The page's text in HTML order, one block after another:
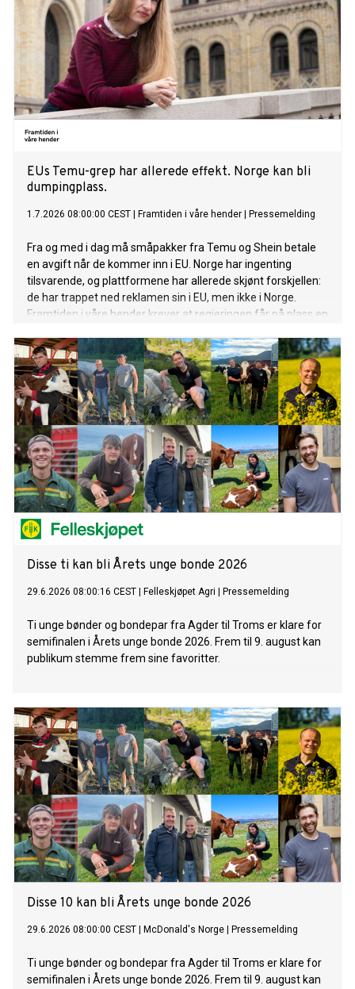
EUs Temu-grep har allerede effekt. Norge kan bli
dumpingplass.
1.7.2026 08:00:00 CEST Framtiden i våre hender Pressemelding
Fra og med i dag må småpakker fra Temu og Shein betale
en avgift når de kommer inn i EU. Norge har ingenting
tilsvarende, og plattformene har allerede skjønt forskjellen:
de har trappet ned reklamen sin i EU, men ikke i Norge.
Framtiden i våre hender krever at regjeringen får på plass en
Disse ti kan bli Årets unge bonde 2026
29.6.2026 08:00:16 CEST Felleskjøpet Agri Pressemelding
Ti unge bønder og bondepar fra Agder til Troms er klare for
semifinalen i Årets unge bonde 2026. Frem til 9. august kan
publikum stemme frem sine favoritter.
Disse 10 kan bli Årets unge bonde 2026
29.6.2026 08:00:00 CEST McDonald's Norge Pressemelding
Ti unge bønder og bondepar fra Agder til Troms er klare for
semifinalen i Årets unge bonde 2026. Frem til 9. august kan